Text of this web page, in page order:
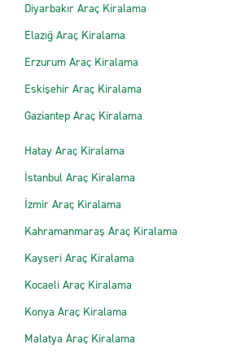
Diyarbakır Araç Kiralama
Elazığ Araç Kiralama
Erzurum Araç Kiralama
Eskişehir Araç Kiralama
Gaziantep Araç Kiralama
Hatay Araç Kiralama
İstanbul Araç Kiralama
İzmir Araç Kiralama
Kahramanmaraş Araç Kiralama
Kayseri Araç Kiralama
Kocaeli Araç Kiralama
Konya Araç Kiralama
Malatya Araç Kiralama